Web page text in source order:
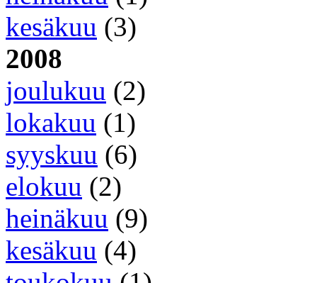
kesäkuu (3)
2008
joulukuu (2)
lokakuu (1)
syyskuu (6)
elokuu (2)
heinäkuu (9)
kesäkuu (4)